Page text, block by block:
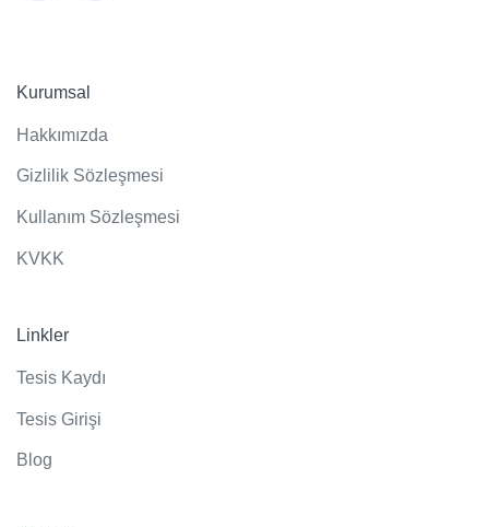
Kurumsal
Hakkımızda
Gizlilik Sözleşmesi
Kullanım Sözleşmesi
KVKK
Linkler
Tesis Kaydı
Tesis Girişi
Blog